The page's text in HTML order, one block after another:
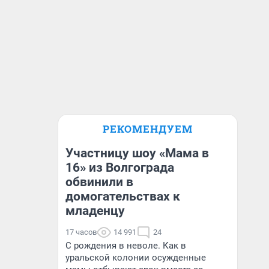
РЕКОМЕНДУЕМ
Участницу шоу «Мама в
16» из Волгограда
обвинили в
домогательствах к
младенцу
17 часов 14 991 24
С рождения в неволе. Как в
уральской колонии осужденные